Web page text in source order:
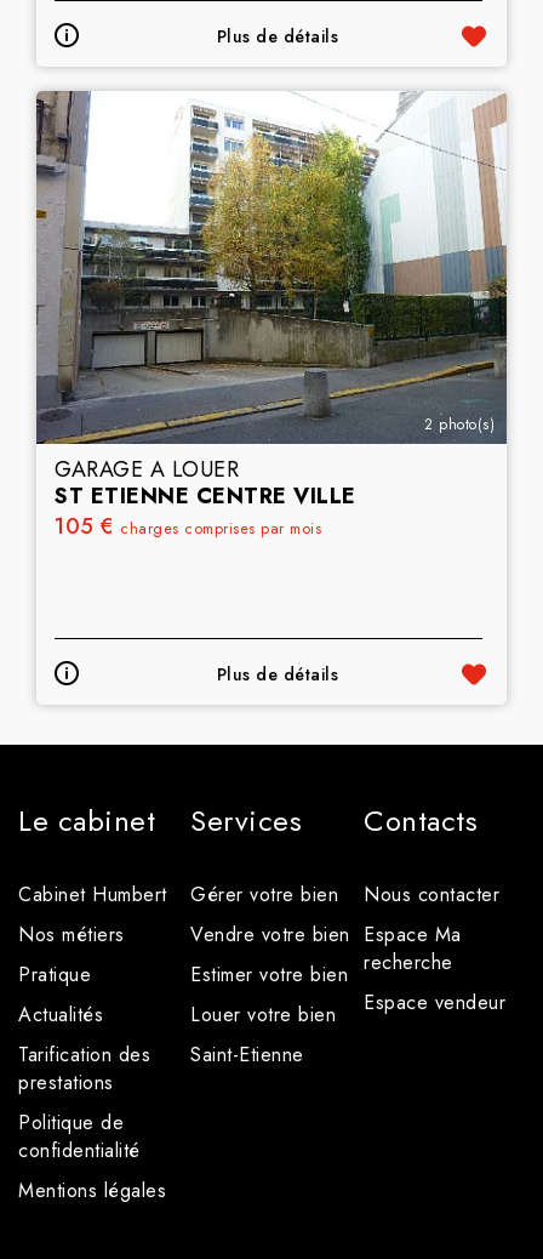
Plus de détails
2 photo(s)
GARAGE A LOUER
ST ETIENNE CENTRE VILLE
105 € charges comprises par mois
Plus de détails
Le cabinet
Cabinet Humbert
Nos métiers
Pratique
Actualités
Tarification des
prestations
Politique de
confidentialité
Mentions légales
Services
Gérer votre bien
Vendre votre bien
Estimer votre bien
Louer votre bien
Saint-Etienne
Contacts
Nous contacter
Espace Ma
recherche
Espace vendeur